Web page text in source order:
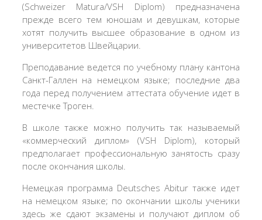
(Schweizer Matura/VSH Diplom) предназначена
прежде всего тем юношам и девушкам, которые
хотят получить высшее образование в одном из
университетов Швейцарии.
Преподавание ведется по учебному плану кантона
Санкт-Галлен на немецком языке; последние два
года перед получением аттестата обучение идет в
местечке Троген.
В школе также можно получить так называемый
«коммерческий диплом» (VSH Diplom), который
предполагает профессиональную занятость сразу
после окончания школы.
Немецкая программа Deutsches Abitur также идет
на немецком языке; по окончании школы ученики
здесь же сдают экзамены и получают диплом об